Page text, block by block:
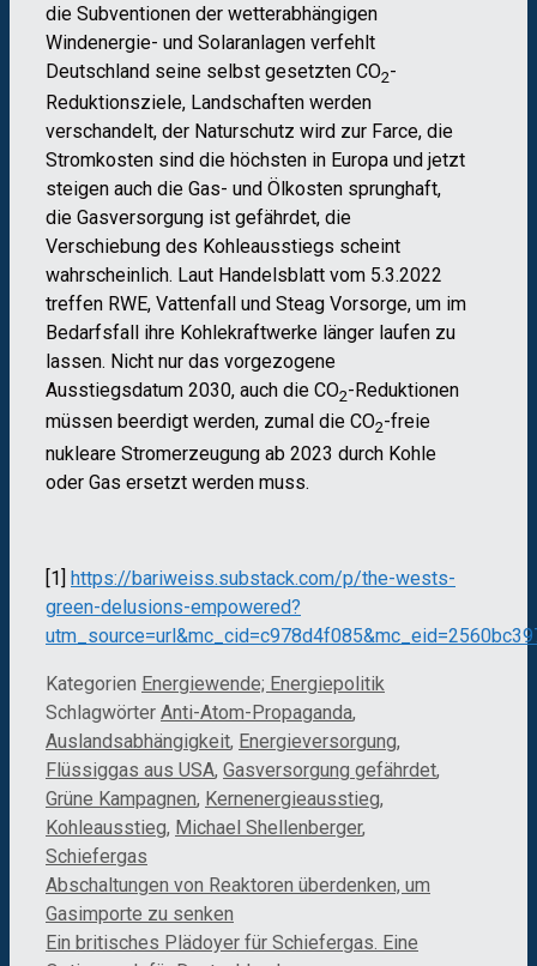
die Subventionen der wetterabhängigen
Windenergie- und Solaranlagen verfehlt
Deutschland seine selbst gesetzten CO2-
Reduktionsziele, Landschaften werden
verschandelt, der Naturschutz wird zur Farce, die
Stromkosten sind die höchsten in Europa und jetzt
steigen auch die Gas- und Ölkosten sprunghaft,
die Gasversorgung ist gefährdet, die
Verschiebung des Kohleausstiegs scheint
wahrscheinlich. Laut Handelsblatt vom 5.3.2022
treffen RWE, Vattenfall und Steag Vorsorge, um im
Bedarfsfall ihre Kohlekraftwerke länger laufen zu
lassen. Nicht nur das vorgezogene
Ausstiegsdatum 2030, auch die CO2-Reduktionen
müssen beerdigt werden, zumal die CO2-freie
nukleare Stromerzeugung ab 2023 durch Kohle
oder Gas ersetzt werden muss.
[1] https://bariweiss.substack.com/p/the-wests-
green-delusions-empowered?
Kategorien Energiewende; Energiepolitik
Schlagwörter Anti-Atom-Propaganda,
Auslandsabhängigkeit, Energieversorgung,
Flüssiggas aus USA, Gasversorgung gefährdet,
Grüne Kampagnen, Kernenergieausstieg,
Kohleausstieg, Michael Shellenberger,
Schiefergas
Abschaltungen von Reaktoren überdenken, um
Gasimporte zu senken
Ein britisches Plädoyer für Schiefergas. Eine